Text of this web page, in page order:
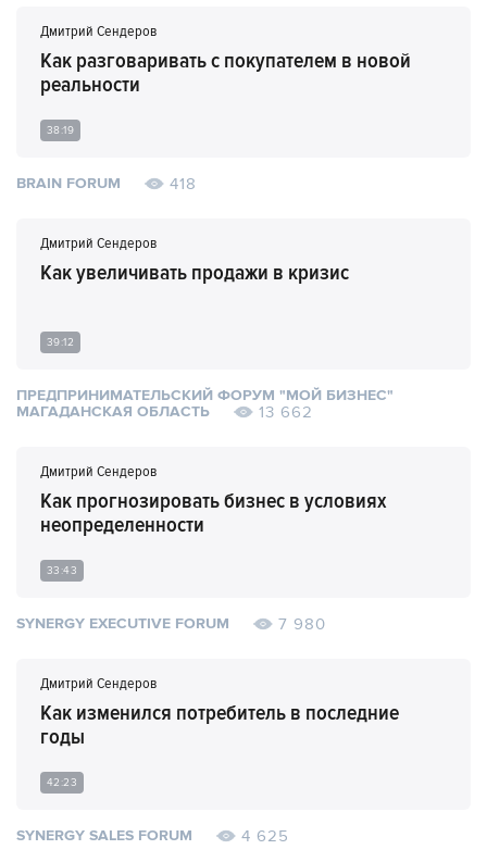
Дмитрий Сендеров
Как разговаривать с покупателем в новой
реальности
38:19
BRAIN FORUM 418
Дмитрий Сендеров
Как увеличивать продажи в кризис
39:12
ПРЕДПРИНИМАТЕЛЬСКИЙ ФОРУМ "МОЙ БИЗНЕС"
МАГАДАНСКАЯ ОБЛАСТЬ
13 662
Дмитрий Сендеров
Как прогнозировать бизнес в условиях
неопределенности
33:43
SYNERGY EXECUTIVE FORUM 7 980
Дмитрий Сендеров
Как изменился потребитель в последние
годы
42:23
SYNERGY SALES FORUM 4 625